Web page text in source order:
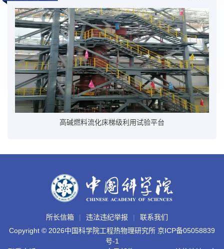
高碱燃料流化床梯级利用试验平台
所长信箱 违法违纪举报
联系我们
Copyright © 2026中国科学院工程热物理研究所 京ICP备05058839
号-1